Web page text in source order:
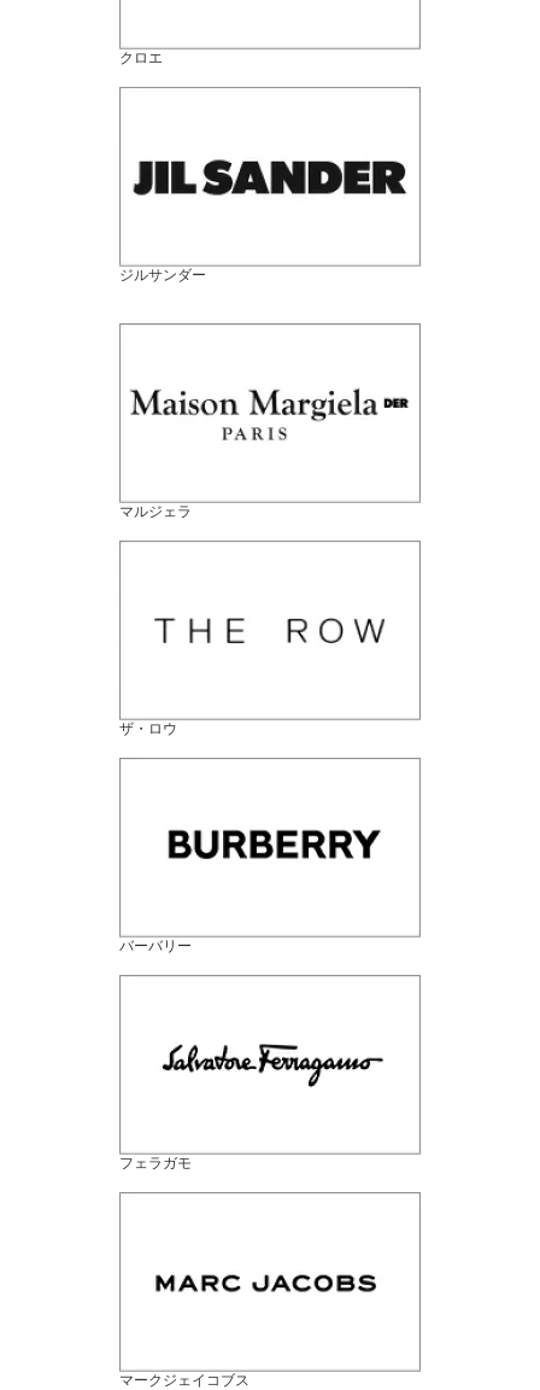
クロエ
ジルサンダー
マルジェラ
ザ・ロウ
バーバリー
フェラガモ
マークジェイコブス